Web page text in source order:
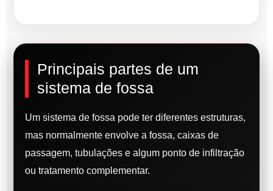
Principais partes de um
sistema de fossa
Um sistema de fossa pode ter diferentes estruturas,
mas normalmente envolve a fossa, caixas de
passagem, tubulações e algum ponto de infiltração
ou tratamento complementar.